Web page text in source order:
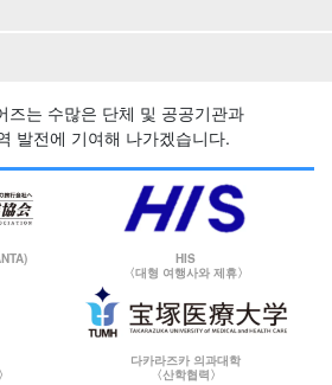
즈는 수많은 단체 및 공공기관과
발전에 기여해 나가겠습니다.
HIS
〈대형 여행사와 제휴〉
다카라즈카 의과대학
〈산학협력〉